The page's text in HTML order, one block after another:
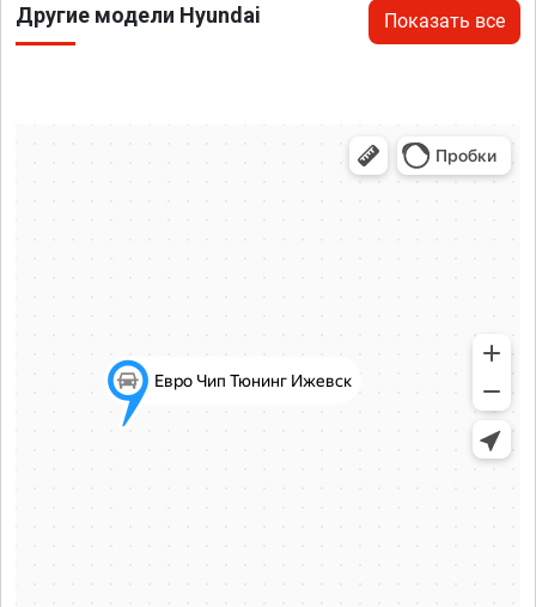
Другие модели Hyundai Показать все